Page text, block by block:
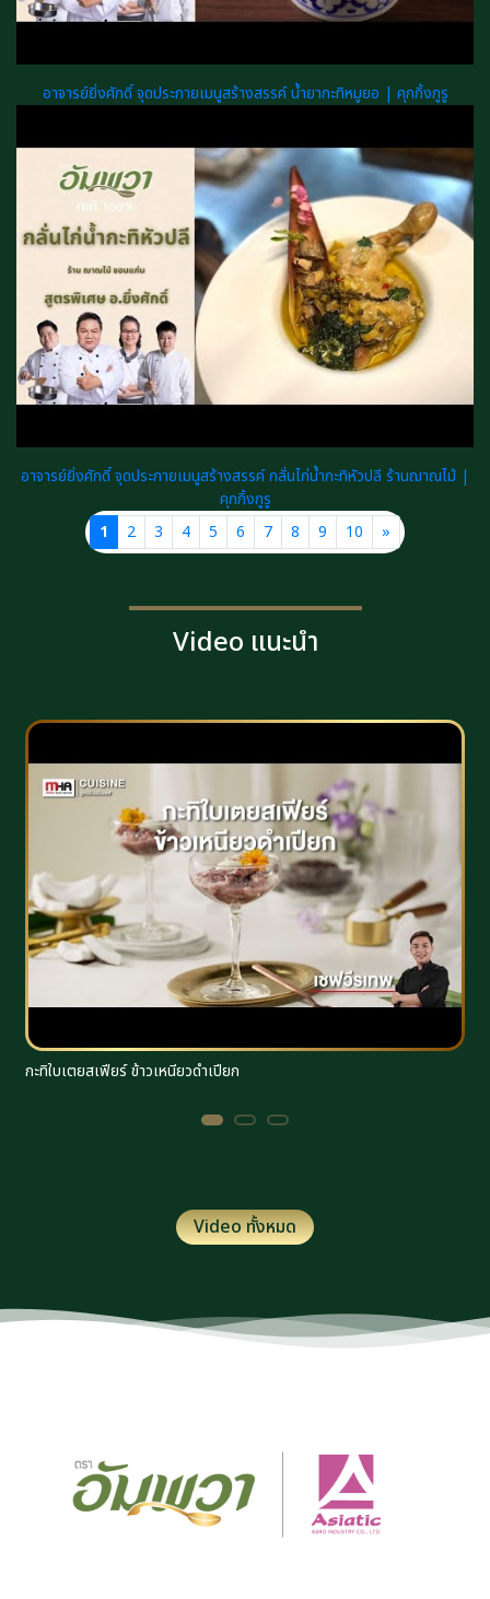
อาจารย์ยิ่งศักดิ์ จุดประกายเมนูสร้างสรรค์ น้ำยากะทิหมูยอ | คุกกิ้งกูรู
อาจารย์ยิ่งศักดิ์ จุดประกายเมนูสร้างสรรค์ กลั่นไก่น้ำกะทิหัวปลี ร้านฌาณไม้ |
คุกกิ้งกูรู
1
2 3 4 5 6 7 8 9 10 »
Video แนะนำ
กะทิใบเตยสเฟียร์ ข้าวเหนียวดำเปียก
Video ทั้งหมด